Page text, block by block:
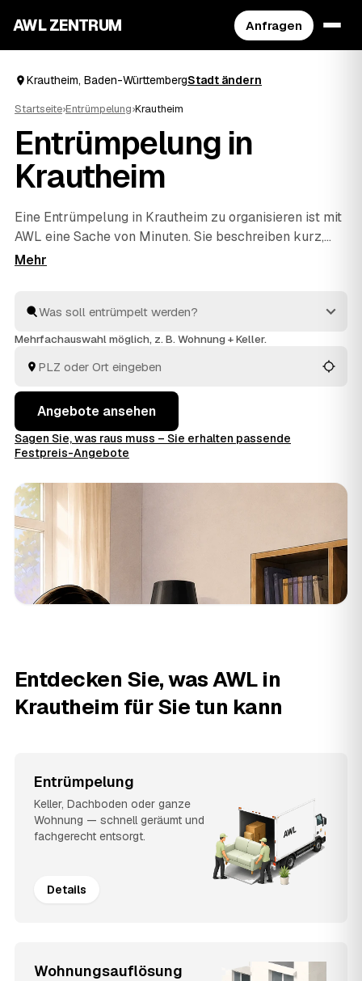
AWL ZENTRUM Anfragen
Krautheim, Baden-WürttembergStadt ändern
Startseite›Entrümpelung›Krautheim
Entrümpelung in
Krautheim
Eine Entrümpelung in Krautheim zu organisieren ist mit
AWL eine Sache von Minuten. Sie beschreiben kurz,
was raus soll – ob vollgestellter Keller, Dachboden,
Anbieter aus Baden-Württemberg. Statt einzeln zu
telefonieren vergleichen Sie die Vorschläge in Ruhe und
entsorgen alles fachgerecht.
Mehrfachauswahl möglich, z. B. Wohnung + Keller.
Angebote ansehen
Sagen Sie, was raus muss – Sie erhalten passende
Festpreis-Angebote
Entdecken Sie, was AWL in
Krautheim für Sie tun kann
Entrümpelung
Keller, Dachboden oder ganze
Wohnung — schnell geräumt und
fachgerecht entsorgt.
Details
Wohnungsauflösung